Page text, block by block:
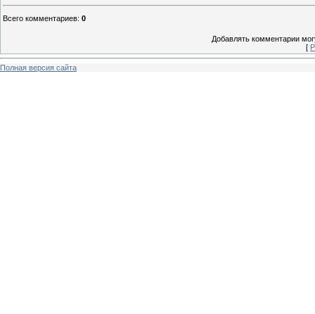
Всего комментариев: 0
Добавлять комментарии
[
Полная версия сайта